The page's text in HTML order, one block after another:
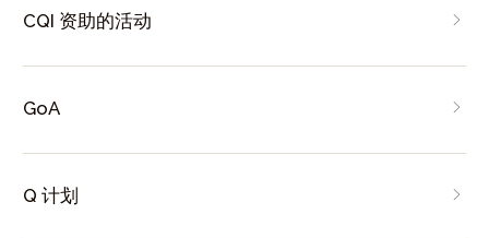
CQI 资助的活动
GoA
Q 计划